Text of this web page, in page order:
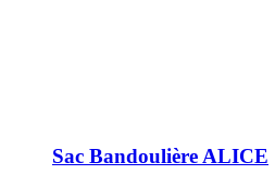
Sac Bandoulière ALICE